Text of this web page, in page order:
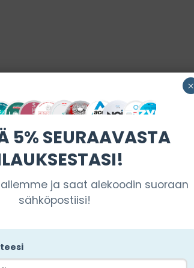
5% SEURAAVASTA
ja saat alekoodin suoraan
sähköpostiisi!
×